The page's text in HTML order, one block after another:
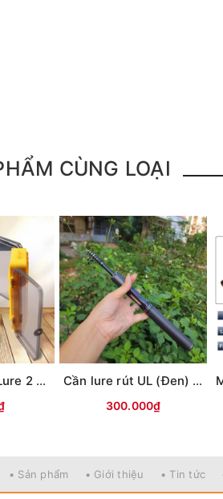
CÙNG LOẠI
Hộp đựng mồi Lure 2 mặt KM01 (18x10x5cm) Cần lure rút UL (Đen) MAX TYSPORT(Thu30cm)
300.000₫
• Sản phẩm • Giới thiệu • Tin tức